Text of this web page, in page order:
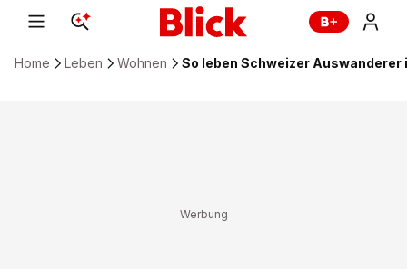
Home Leben Wohnen So leben Schweizer